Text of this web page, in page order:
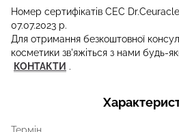
Номер сертифікатів СЕС
07.07.2023 р.
Для отримання безкоштовної
косметики зв'яжіться з нами будь-
КОНТАКТИ .